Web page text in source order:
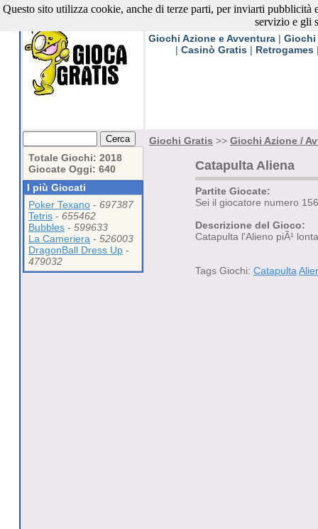
Giochi Gratis
Giochi Azione e Avventura| Giochi
| Casinò Gratis| Retrogames
Totale Giochi: 2018
Giocate Oggi: 640
I più Giocati
Poker Texano - 697387
Tetris - 655462
Bubbles - 599633
La Cameriera - 526003
DragonBall Dress Up -
479032
Giochi Gratis >> Giochi Azione /
Catapulta Aliena
Partite Giocate:
Sei il giocatore numero
Descrizione del Gioco:
Catapulta l'Alieno piÃ¹
Tags Giochi: Catapulta
Questo sito utilizza cookie, anche di terze parti, per inviarti
servizio e gli